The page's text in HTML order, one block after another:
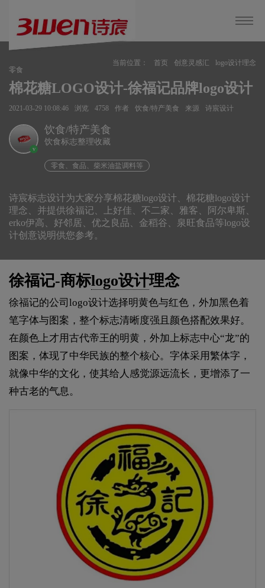
当前位置： 首页 创意灵感汇
logo设计理念
零食
棉花糖LOGO设计-徐福记品牌logo设计
2021-03-29 10:08:46 浏览 4758 作者 饮食/特产美食 来源 诗宸设计
v
饮食/特产美食
饮食标志整理收藏
零食、食品、柴米油盐调料等
诗宸标志设计为大家分享棉花糖logo设计、棉花糖logo设计
理念、并提供徐福记、上好佳、不二家、雅客、阿尔卑斯、
erko伊高、好邻居、优之良品、金稻谷、泉旺食品等logo设
计创意说明供您参考。
徐福记-商标logo设计理念
徐福记的公司logo设计选择明黄色与红色，外加黑色着
笔字体与图案，整个标志清晰度强且颜色搭配效果好。
在颜色上才用古代帝王的明黄，外加上标志中心“龙”的
图案，体现了中华民族的整个核心。字体采用繁体字，
就像中华的文化，使其给人感觉源远流长，更增添了一
种古老的气息。